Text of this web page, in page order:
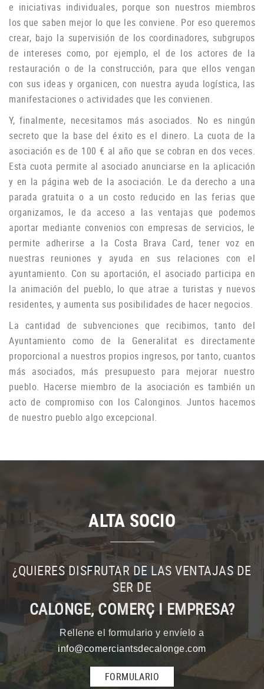
e iniciativas individuales, porque son nuestros miembros
los que saben mejor lo que les conviene. Por eso queremos
crear, bajo la supervisión de los coordinadores, subgrupos
de intereses como, por ejemplo, el de los actores de la
restauración o de la construcción, para que ellos vengan
con sus ideas y organicen, con nuestra ayuda logística, las
manifestaciones o actividades que les convienen.
Y, finalmente, necesitamos más asociados. No es ningún
secreto que la base del éxito es el dinero. La cuota de la
asociación es de 100 € al año que se cobran en dos veces.
Esta cuota permite al asociado anunciarse en la aplicación
y en la página web de la asociación. Le da derecho a una
parada gratuita o a un costo reducido en las ferias que
organizamos, le da acceso a las ventajas que podemos
aportar mediante convenios con empresas de servicios, le
permite adherirse a la Costa Brava Card, tener voz en
nuestras reuniones y ayuda en sus relaciones con el
ayuntamiento. Con su aportación, el asociado participa en
la animación del pueblo, lo que atrae a turistas y nuevos
residentes, y aumenta sus posibilidades de hacer negocios.
La cantidad de subvenciones que recibimos, tanto del
Ayuntamiento como de la Generalitat es directamente
proporcional a nuestros propios ingresos, por tanto, cuantos
más asociados, más presupuesto para mejorar nuestro
pueblo. Hacerse miembro de la asociación es también un
acto de compromiso con los Calonginos.Juntos hacemos
de nuestro pueblo algo excepcional.
ALTA SOCIO
¿QUIERES DISFRUTAR DE LAS VENTAJAS DE
SER DE
CALONGE, COMERÇ I EMPRESA?
Rellene el formulario y envíelo a
info@comerciantsdecalonge.com
FORMULARIO